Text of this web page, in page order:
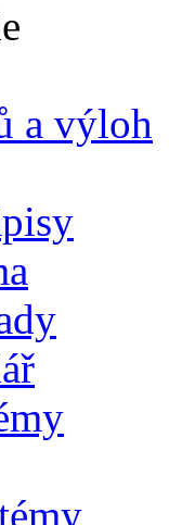
a výloh